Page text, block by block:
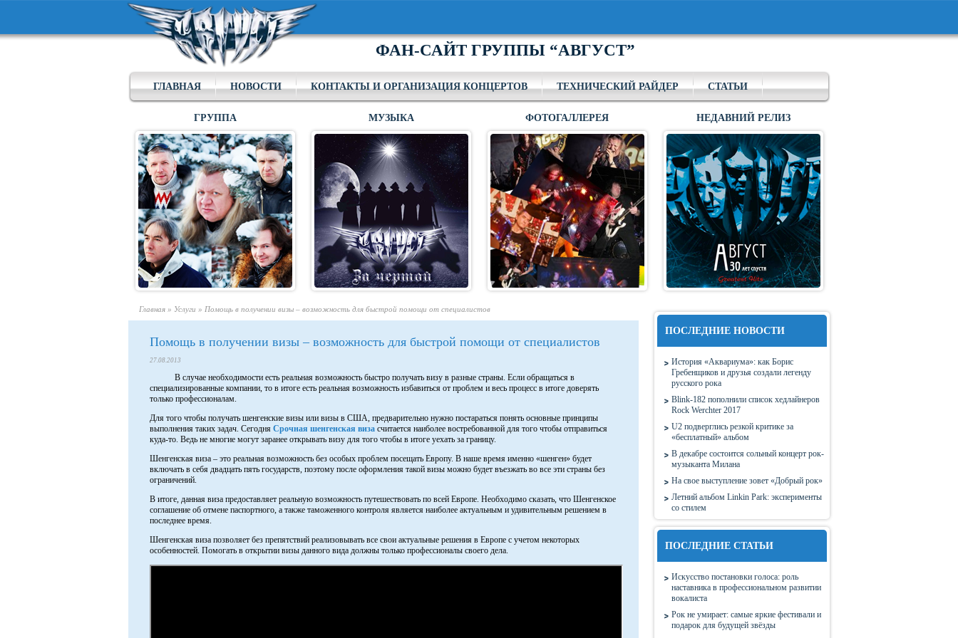
ФАН-САЙТ ГРУППЫ “АВГУСТ”
ГЛАВНАЯ НОВОСТИ КОНТАКТЫ И ОРГАНИЗАЦИЯ КОНЦЕРТОВ ТЕХНИЧЕСКИЙ РАЙДЕР СТАТЬИ
ГРУППА МУЗЫКА ФОТОГАЛЛЕРЕЯ НЕДАВНИЙ РЕЛИЗ
Главная » Услуги » Помощь в получении визы – возможность для быстрой помощи от специалистов
Помощь в получении визы – возможность для быстрой помощи от специалистов
27.08.2013
В случае необходимости есть реальная возможность быстро получать визу в разные страны. Если обращаться в
специализированные компании, то в итоге есть реальная возможность избавиться от проблем и весь процесс в итоге доверять
только профессионалам.
Для того чтобы получать шенгенские визы или визы в США, предварительно нужно постараться понять основные принципы
выполнения таких задач. Сегодня Срочная шенгенская виза считается наиболее востребованной для того чтобы отправиться
куда-то. Ведь не многие могут заранее открывать визу для того чтобы в итоге уехать за границу.
Шенгенская виза – это реальная возможность без особых проблем посещать Европу. В наше время именно «шенген» будет
включать в себя двадцать пять государств, поэтому после оформления такой визы можно будет въезжать во все эти страны без
ограничений.
В итоге, данная виза предоставляет реальную возможность путешествовать по всей Европе. Необходимо сказать, что Шенгенское
соглашение об отмене паспортного, а также таможенного контроля является наиболее актуальным и удивительным решением в
последнее время.
Шенгенская виза позволяет без препятствий реализовывать все свои актуальные решения в Европе с учетом некоторых
особенностей. Помогать в открытии визы данного вида должны только профессионалы своего дела.
ПОСЛЕДНИЕ НОВОСТИ
История «Аквариума»: как Борис
Гребенщиков и друзья создали легенду
русского рока
Blink-182 пополнили список хедлайнеров
Rock Werchter 2017
U2 подверглись резкой критике за
«бесплатный» альбом
В декабре состоится сольный концерт рок-
музыканта Милана
На свое выступление зовет «Добрый рок»
Летний альбом Linkin Park: эксперименты
со стилем
ПОСЛЕДНИЕ СТАТЬИ
Искусство постановки голоса: роль
наставника в профессиональном развитии
вокалиста
Рок не умирает: самые яркие фестивали и
подарок для будущей звёзды